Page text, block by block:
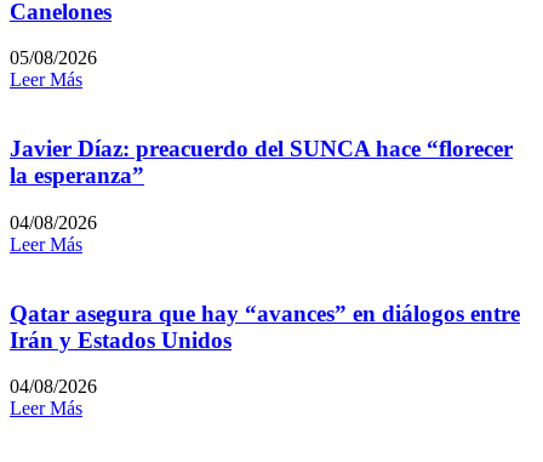
Canelones
05/08/2026
Leer Más
Javier Díaz: preacuerdo del SUNCA hace “florecer
la esperanza”
04/08/2026
Leer Más
Qatar asegura que hay “avances” en diálogos entre
Irán y Estados Unidos
04/08/2026
Leer Más